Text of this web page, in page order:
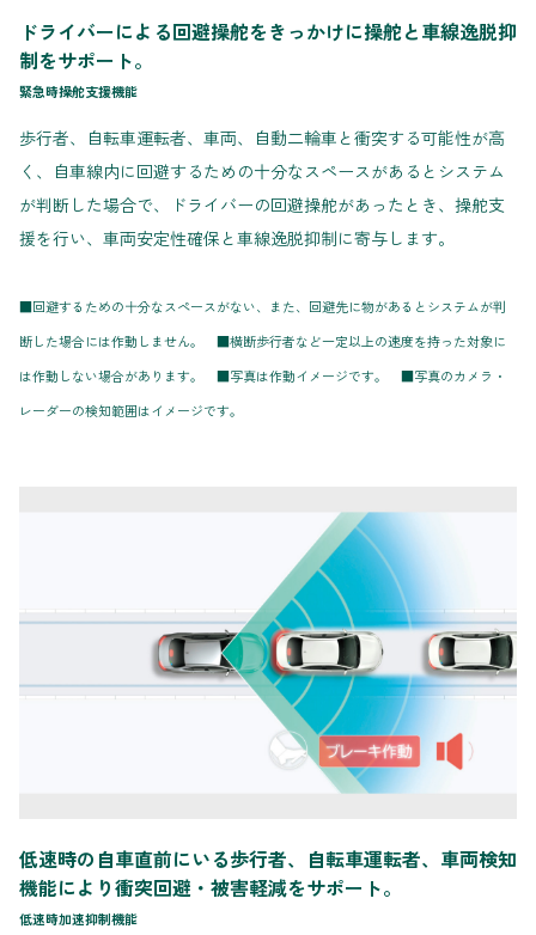
ドライバーによる回避操舵をきっかけに操舵と車線逸脱抑
制をサポート。
緊急時操舵支援機能
歩行者、自転車運転者、車両、自動二輪車と衝突する可能性が高
く、自車線内に回避するための十分なスペースがあるとシステム
が判断した場合で、ドライバーの回避操舵があったとき、操舵支
援を行い、車両安定性確保と車線逸脱抑制に寄与します。
■回避するための十分なスペースがない、また、回避先に物があるとシステムが判
断した場合には作動しません。 ■横断歩行者など一定以上の速度を持った対象に
は作動しない場合があります。 ■写真は作動イメージです。 ■写真のカメラ・
レーダーの検知範囲はイメージです。
低速時の自車直前にいる歩行者、自転車運転者、車両検知
機能により衝突回避・被害軽減をサポート。
低速時加速抑制機能